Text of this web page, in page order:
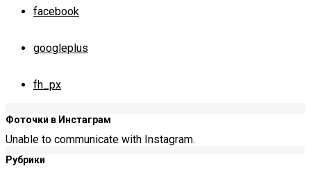
facebook
googleplus
fh_px
Фоточки в Инстаграм
Unable to communicate with Instagram.
Рубрики